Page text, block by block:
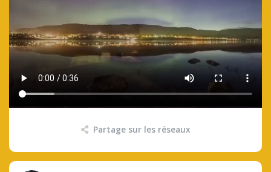
Partage sur les réseaux